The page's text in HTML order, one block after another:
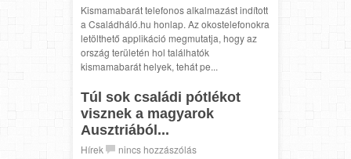
Kismamabarát telefonos alkalmazást indított
a Családháló.hu honlap. Az okostelefonokra
letölthető applikáció megmutatja, hogy az
ország területén hol találhatók
kismamabarát helyek, tehát pe...
Túl sok családi pótlékot
visznek a magyarok
Ausztriából...
Hírek
nincs hozzászólás